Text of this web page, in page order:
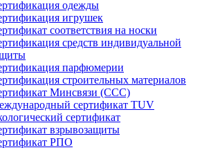
одежды
игрушек
соответствия на носки
средств индивидуальной
парфюмерии
строительных материалов
Минсвязи (ССС)
сертификат TUV
сертификат
взрывозащиты
РПО